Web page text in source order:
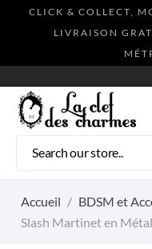
CLICK & COLLECT,
LIVRAISON
Accueil BDSM et
Slash Martinet en